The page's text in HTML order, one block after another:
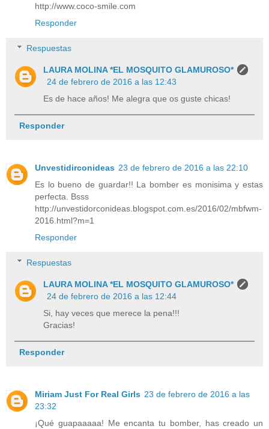
http://www.coco-smile.com
Responder
Respuestas
LAURA MOLINA *EL MOSQUITO GLAMUROSO*
24 de febrero de 2016 a las 12:43
Es de hace años! Me alegra que os guste chicas!
Responder
Unvestidirconideas 23 de febrero de 2016 a las 22:10
Es lo bueno de guardar!! La bomber es monisima y estas
perfecta. Bsss
http://unvestidorconideas.blogspot.com.es/2016/02/mbfwm-
2016.html?m=1
Responder
Respuestas
LAURA MOLINA *EL MOSQUITO GLAMUROSO*
24 de febrero de 2016 a las 12:44
Si, hay veces que merece la pena!!!
Gracias!
Responder
Miriam Just For Real Girls 23 de febrero de 2016 a las
23:32
¡Qué guapaaaaa! Me encanta tu bomber, has creado un